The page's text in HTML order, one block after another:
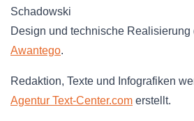
Schadowski
Design und technische Realisierung
Awantego.
Redaktion, Texte und Infografiken
Agentur Text-Center.com erstellt.